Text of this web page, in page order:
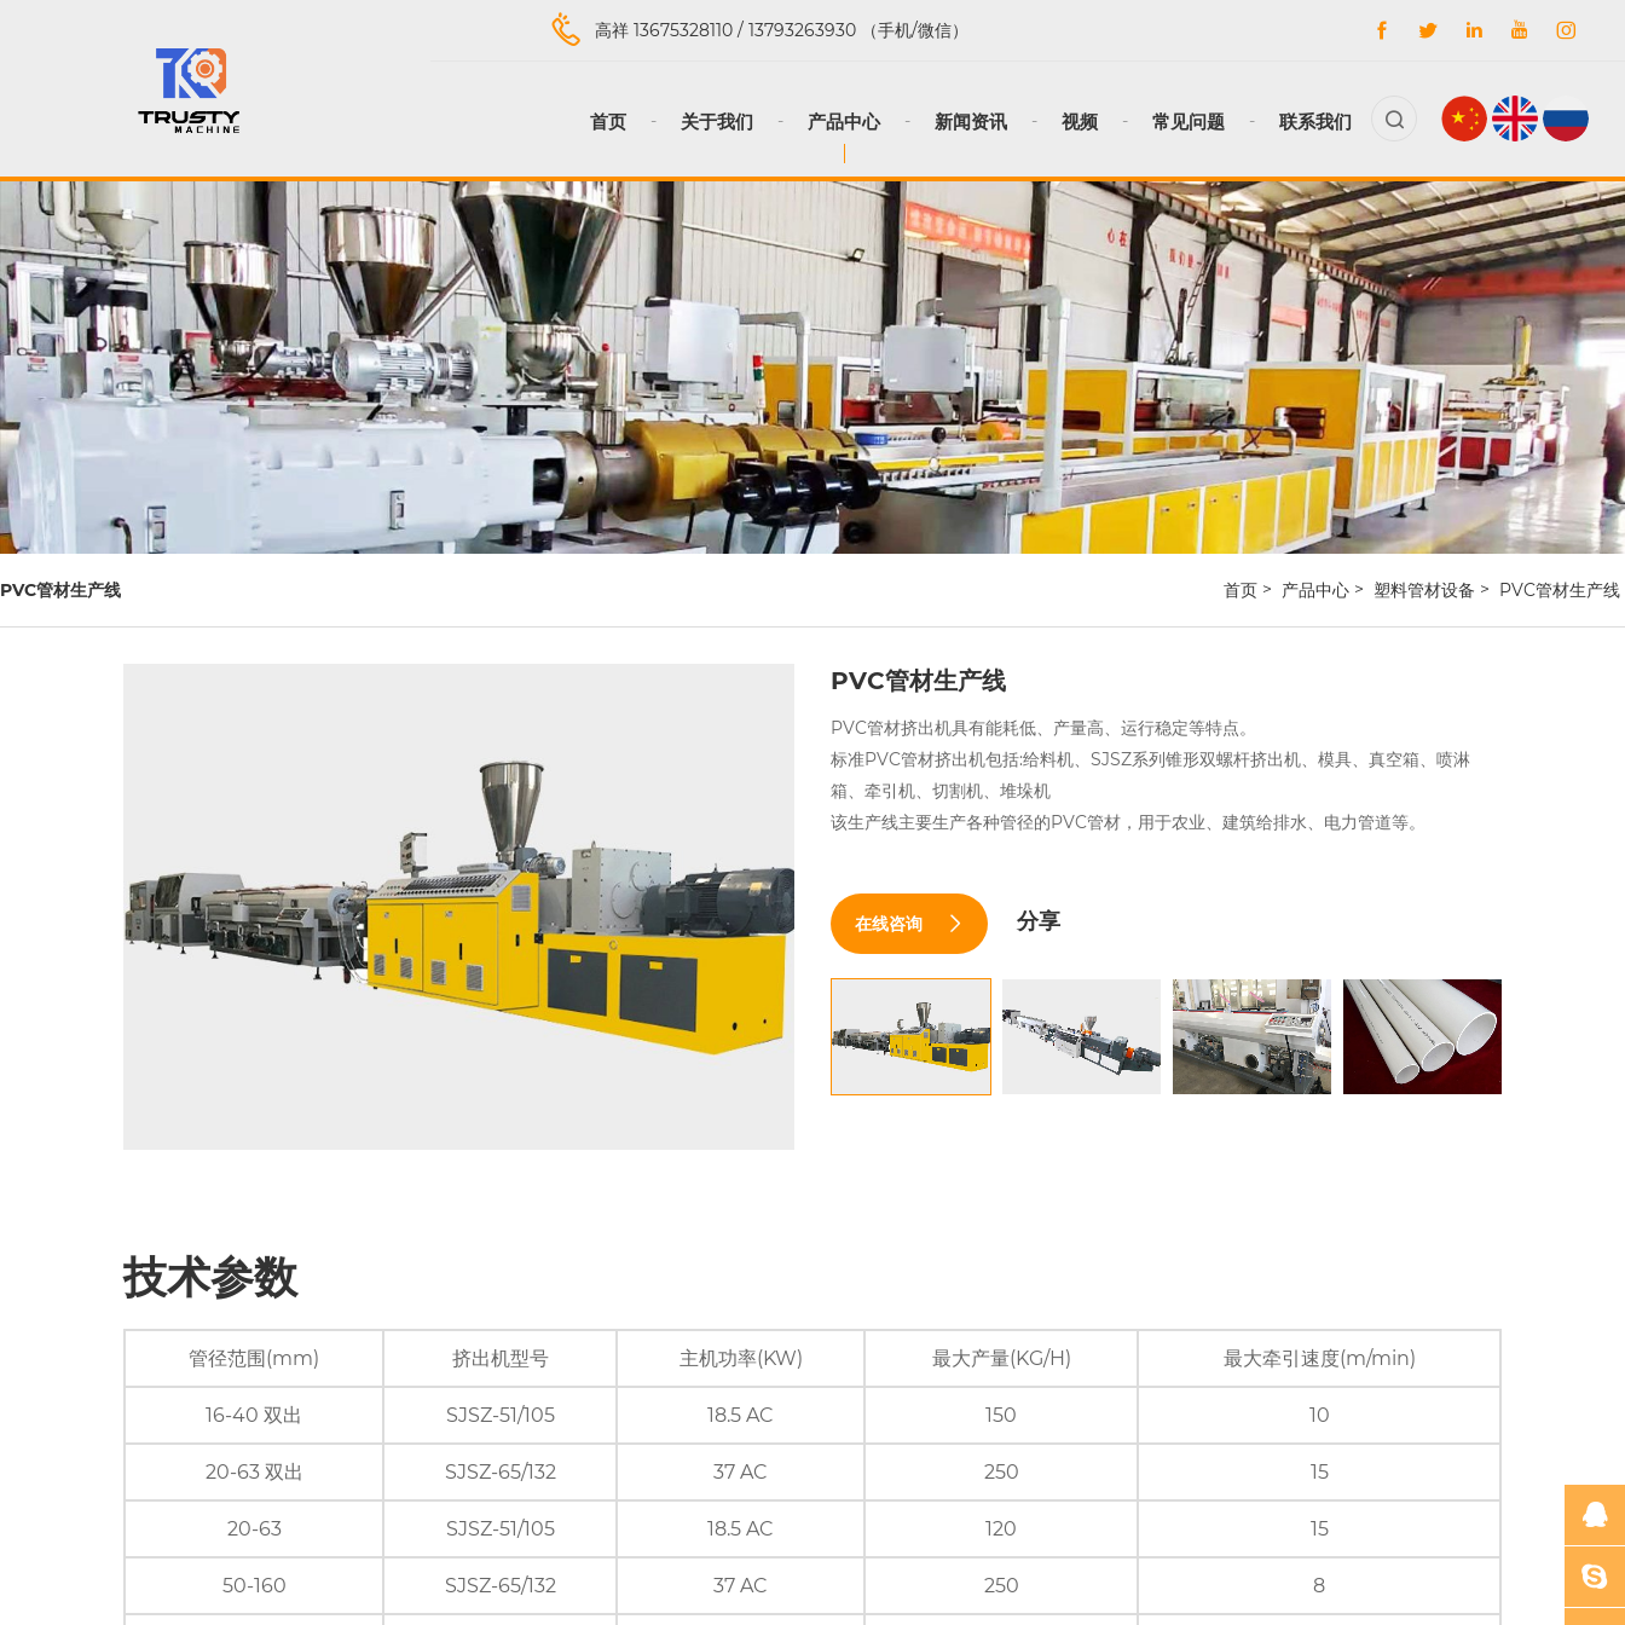
高祥 13675328110/ 13793263930（手机/微信）
首页 关于我们 产品中心 新闻资讯 视频 常见问题 联系我们
PVC管材生产线 首页 产品中心 塑料管材设备 PVC管材生产线
PVC管材生产线
PVC管材挤出机具有能耗低、产量高、运行稳定等特点。
标准PVC管材挤出机包括:给料机、SJSZ系列锥形双螺杆挤出机、模具、真空箱、喷淋
箱、牵引机、切割机、堆垛机
该生产线主要生产各种管径的PVC管材，用于农业、建筑给排水、电力管道等。
在线咨询 分享
技术参数
管径范围(mm) 挤出机型号 主机功率(KW) 最大产量(KG/H) 最大牵引速度(m/min)
16-40 双出 SJSZ-51/105 18.5 AC 150 10
20-63 双出 SJSZ-65/132 37 AC 250 15
20-63 SJSZ-51/105 18.5 AC 120 15
50-160 SJSZ-65/132 37 AC 250 8